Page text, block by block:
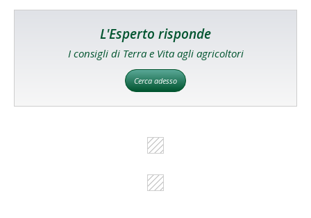
L'Esperto risponde
I consigli di Terra e Vita agli agricoltori
Cerca adesso